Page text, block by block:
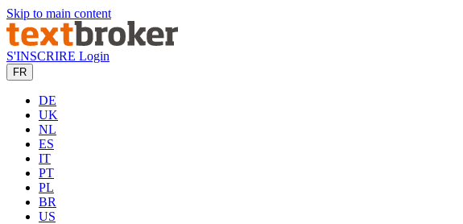
Skip to main content
S'INSCRIRE Login
FR
DE
UK
NL
ES
IT
PT
PL
BR
US